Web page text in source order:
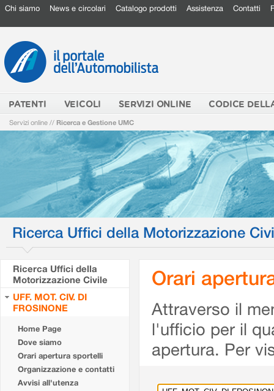
Chi siamo News e circolari Catalogo prodotti Assistenza Contatti
PATENTI VEICOLI SERVIZI ONLINE CODICE
Servizi online // Ricerca e Gestione UMC
Ricerca Uffici della Motorizzazione
Ricerca Uffici della
Motorizzazione Civile
UFF. MOT. CIV. DI
FROSINONE
Home Page
Dove siamo
Orari apertura sportelli
Organizzazione e contatti
Avvisi all'utenza
Orari
Attraverso il
l'ufficio per il
apertura. Per